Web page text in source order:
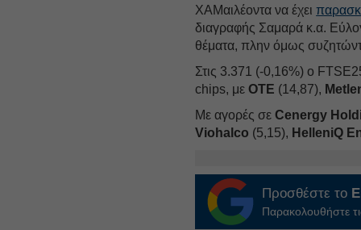
ΧΑΜαιλέοντα να έχει
διαγραφής Σαμαρά κ.α.
θέματα, πλην όμως
Στις 3.371 (-0,16%) ο
chips, μεΟΤΕ (14,87),
Με αγορές σεCenergy
Viohalco (5,15), HelleniQ
Προσθέστε το
Παρακολουθήστε